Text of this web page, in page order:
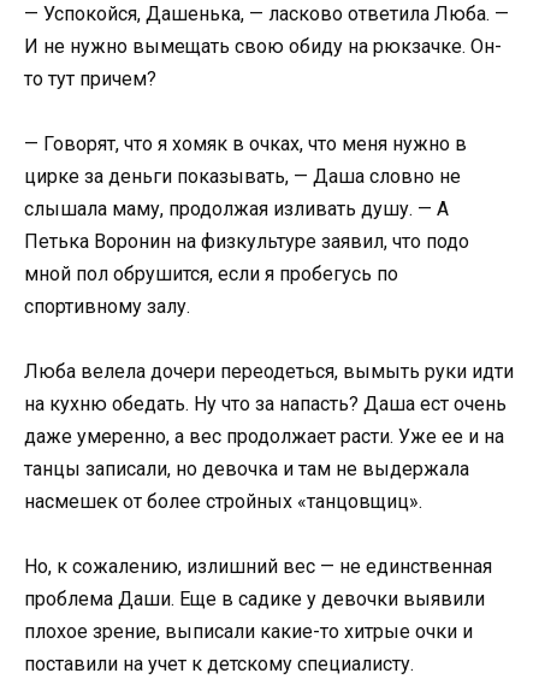
— Успокойся, Дашенька, — ласково ответила Люба. —
И не нужно вымещать свою обиду на рюкзачке. Он-
то тут причем?
— Говорят, что я хомяк в очках, что меня нужно в
цирке за деньги показывать, — Даша словно не
слышала маму, продолжая изливать душу. — А
Петька Воронин на физкультуре заявил, что подо
мной пол обрушится, если я пробегусь по
спортивному залу.
Люба велела дочери переодеться, вымыть руки идти
на кухню обедать. Ну что за напасть? Даша ест очень
даже умеренно, а вес продолжает расти. Уже ее и на
танцы записали, но девочка и там не выдержала
насмешек от более стройных «танцовщиц».
Но, к сожалению, излишний вес — не единственная
проблема Даши. Еще в садике у девочки выявили
плохое зрение, выписали какие-то хитрые очки и
поставили на учет к детскому специалисту.